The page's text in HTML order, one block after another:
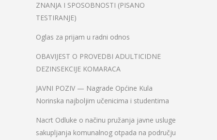
ZNANJA I SPOSOBNOSTI (PISANO
TESTIRANJE)
Oglas za prijam u radni odnos
OBAVIJEST O PROVEDBI ADULTICIDNE
DEZINSEKCIJE KOMARACA
JAVNI POZIV — Nagrade Općine Kula
Norinska najboljim učenicima i studentima
Nacrt Odluke o načinu pružanja javne usluge
sakupljanja komunalnog otpada na području